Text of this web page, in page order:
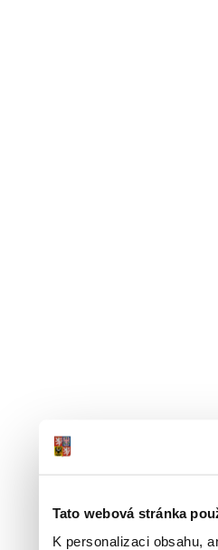
Tato webová stránka
K personalizaci obsahu,